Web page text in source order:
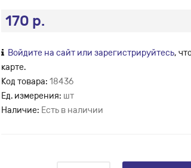
170 р.
Войдите на сайт или зарегистрируйтесь,
карте.
Код товара: 18436
Ед. измерения: шт
Наличие: Есть в наличии